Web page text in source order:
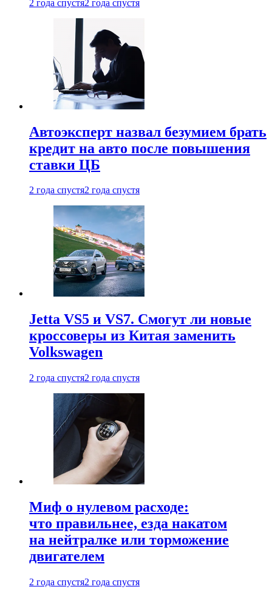
2 года спустя2 года спустя
Автоэксперт назвал безумием брать
кредит на авто после повышения
ставки ЦБ
2 года спустя2 года спустя
Jetta VS5 и VS7. Смогут ли новые
кроссоверы из Китая заменить
Volkswagen
2 года спустя2 года спустя
Миф о нулевом расходе:
что правильнее, езда накатом
на нейтралке или торможение
двигателем
2 года спустя2 года спустя